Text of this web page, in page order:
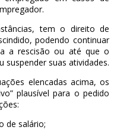
tem o direito de
podendo continuar
a rescisão ou até que o
suspender suas atividades.
elencadas acima, os
plausível para o pedido
de salário;